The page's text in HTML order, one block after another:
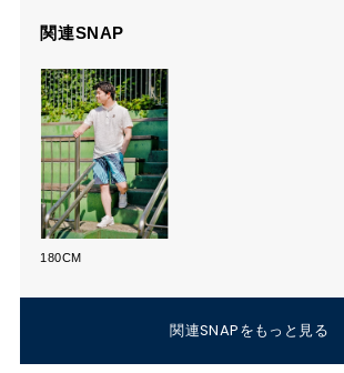
関連SNAP
180CM
関連SNAPをもっと見る